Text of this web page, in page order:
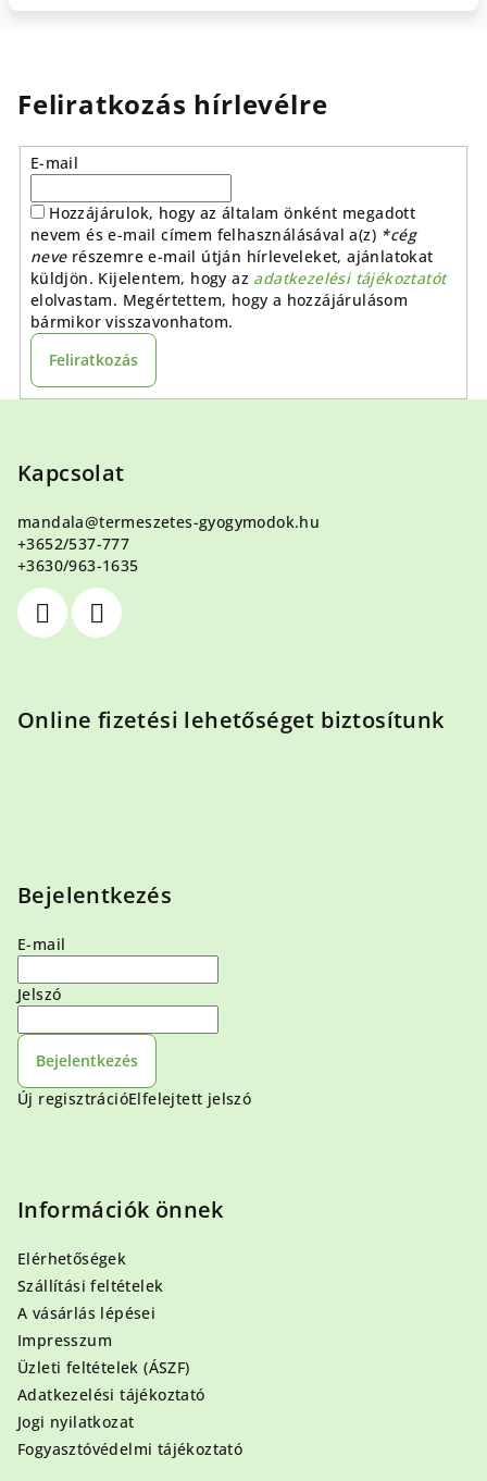
Feliratkozás hírlevélre
E-mail
Hozzájárulok, hogy az általam önként megadott
nevem és e-mail címem felhasználásával a(z) *cég
neverészemre e-mail útján hírleveleket, ajánlatokat
küldjön. Kijelentem, hogy az adatkezelési tájékoztatót
elolvastam. Megértettem, hogy a hozzájárulásom
bármikor visszavonhatom.
Feliratkozás
Kapcsolat
mandala@termeszetes-gyogymodok.hu
+3652/537-777
+3630/963-1635
Online fizetési lehetőséget biztosítunk
Bejelentkezés
E-mail
Jelszó
Bejelentkezés
Új regisztrációElfelejtett jelszó
Információk önnek
Elérhetőségek
Szállítási feltételek
A vásárlás lépései
Impresszum
Üzleti feltételek (ÁSZF)
Adatkezelési tájékoztató
Jogi nyilatkozat
Fogyasztóvédelmi tájékoztató